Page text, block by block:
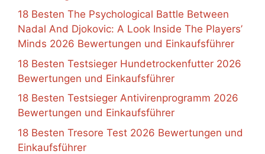
18 Besten The Psychological Battle Between
Nadal And Djokovic: A Look Inside The Players’
Minds 2026 Bewertungen und Einkaufsführer
18 Besten Testsieger Hundetrockenfutter 2026
Bewertungen und Einkaufsführer
18 Besten Testsieger Antivirenprogramm 2026
Bewertungen und Einkaufsführer
18 Besten Tresore Test 2026 Bewertungen und
Einkaufsführer